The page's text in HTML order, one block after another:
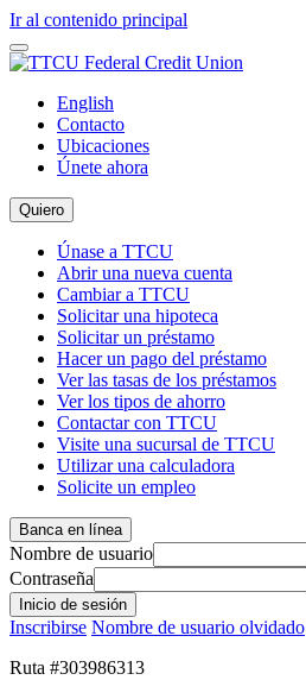
Ir al contenido principal
English
Contacto
Ubicaciones
Únete ahora
Quiero
Únase a TTCU
Abrir una nueva cuenta
Cambiar a TTCU
Solicitar una hipoteca
Solicitar un préstamo
Hacer un pago del préstamo
Ver las tasas de los préstamos
Ver los tipos de ahorro
Contactar con TTCU
Visite una sucursal de TTCU
Utilizar una calculadora
Solicite un empleo
Banca en línea
Nombre de usuario
Contraseña
Inscribirse Nombre de usuario olvidado
Ruta #303986313